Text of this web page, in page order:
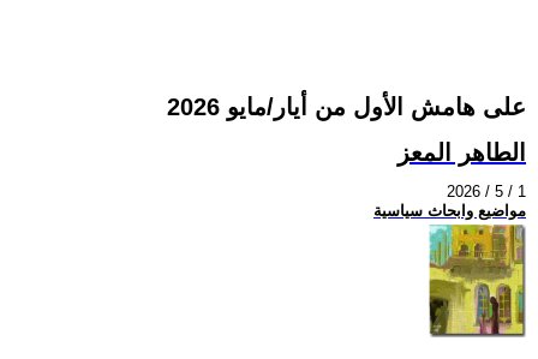
على هامش الأول من أيار/مايو 2026
الطاهر المعز
2026 / 5 / 1
مواضيع وابحاث سياسية